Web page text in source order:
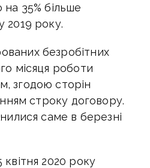
35% більше
2019 року.
безробітних
місяця роботи
згодою сторін
строку договору.
саме в березні
2020 року